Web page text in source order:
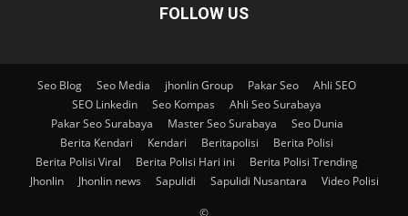
FOLLOW US
Seo Blog Seo Media jhonlin Group Pakar Seo
Ahli SEO
SEO Linkedin
Seo Kompas
Ahli Seo Surabaya
Pakar Seo Surabaya
Master Seo Surabaya
Seo Dunia
Berita Kendari
Kendari Beritapolisi
Berita Polisi
Berita Polisi Viral
Berita Polisi Hari ini
Berita Polisi Trending
Jhonlin
Jhonlin news Sapulidi Sapulidi Nusantara Video Polisi
©